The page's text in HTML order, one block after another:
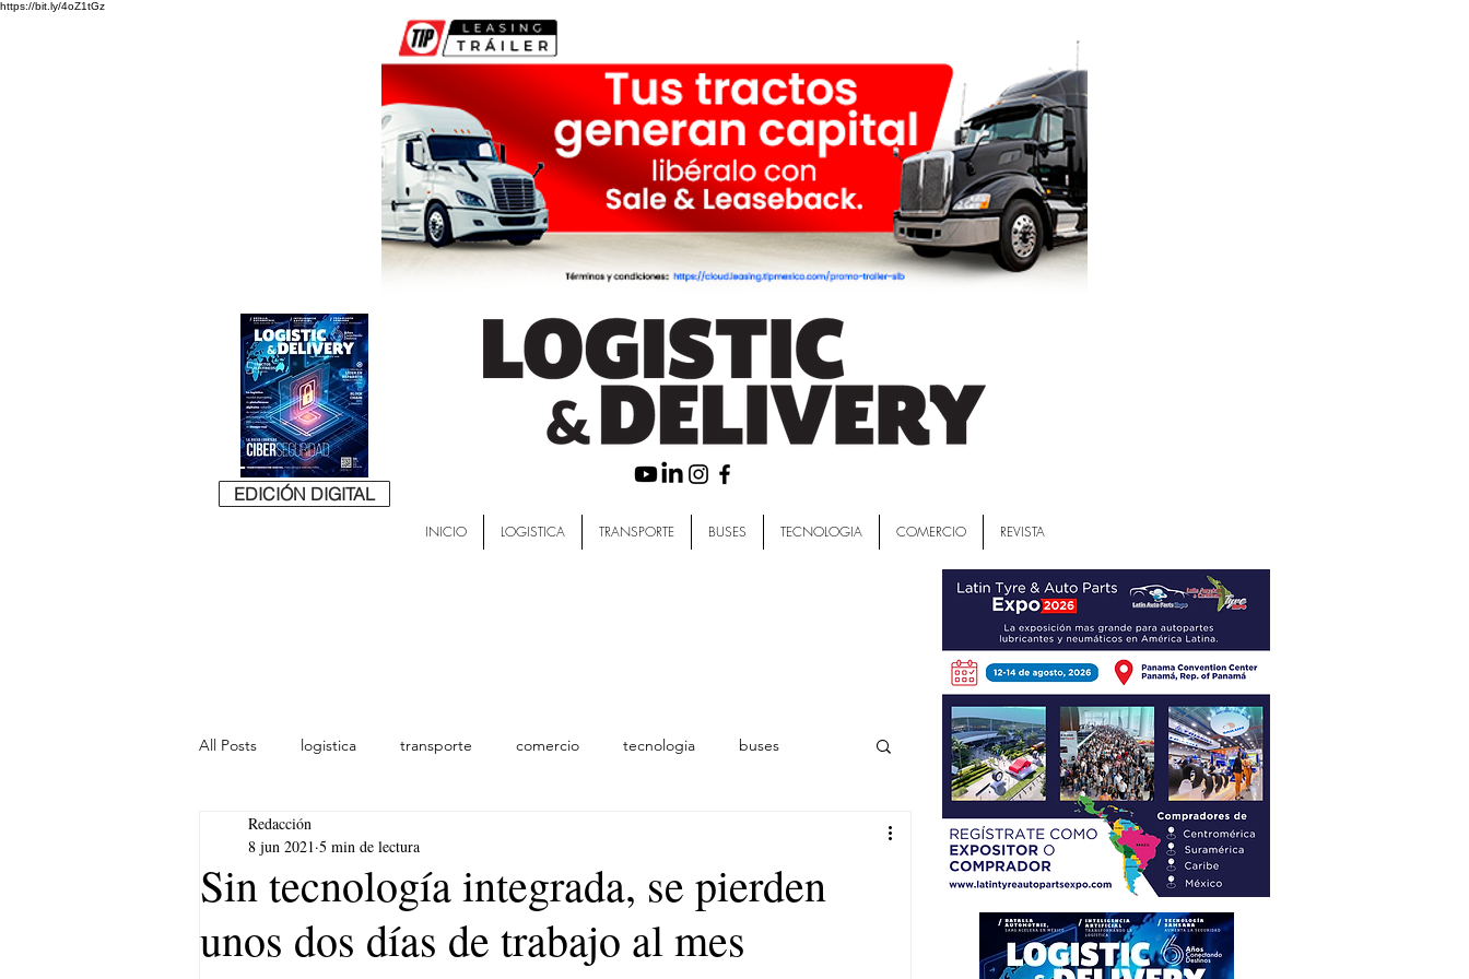
https://bit.ly/4oZ1tGz
EDICIÓN DIGITAL
INICIO LOGISTICA TRANSPORTE BUSES TECNOLOGIA COMERCIO REVISTA
All Posts logistica transporte comercio tecnologia buses
lideres
Sin tecnología integrada, se pierden
unos dos días de trabajo al mes
Redacción
8 jun 2021 5 min de lectura